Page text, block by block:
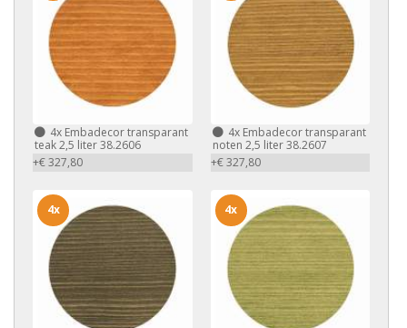
4x Embadecor transparant
teak 2,5 liter 38.2606
+€ 327,80
4xEmbadecor transparant
noten 2,5 liter 38.2607
+€ 327,80
4x 4x